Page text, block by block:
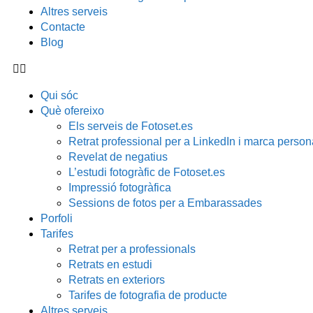
Altres serveis
Contacte
Blog
Qui sóc
Què ofereixo
Els serveis de Fotoset.es
Retrat professional per a LinkedIn i marca
Revelat de negatius
L’estudi fotogràfic de Fotoset.es
Impressió fotogràfica
Sessions de fotos per a Embarassades
Porfoli
Tarifes
Retrat per a professionals
Retrats en estudi
Retrats en exteriors
Tarifes de fotografia de producte
Altres serveis